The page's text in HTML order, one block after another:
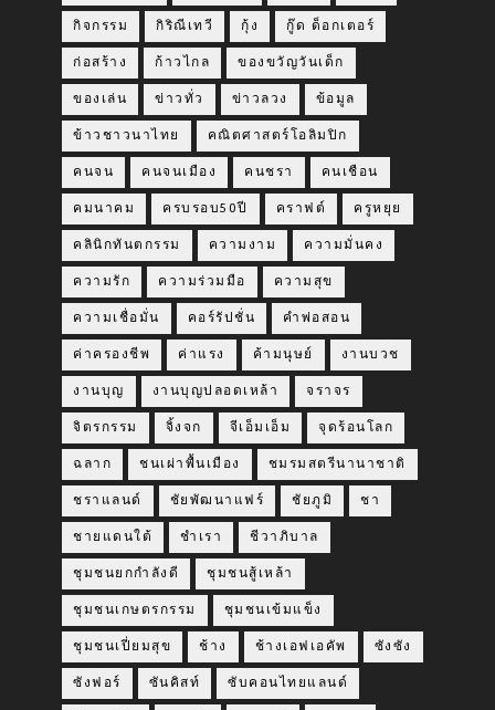
กิจกรรม กิริณีเทวี กุ้ง กู๊ด ด็อกเตอร์
ก่อสร้าง ก้าวไกล ของขวัญวันเด็ก
ของเล่น ข่าวทั่ว ข่าวลวง ข้อมูล
ข้าวชาวนาไทย คณิตศาสตร์โอลิมปิก
คนจน คนจนเมือง คนชรา คนเชือน
คมนาคม ครบรอบ50ปี คราฟต์ ครูหยุย
คลินิกทันตกรรม ความงาม ความมั่นคง
ความรัก ความร่วมมือ ความสุข
ความเชื่อมั่น คอร์รัปชั่น คำพ่อสอน
ค่าครองชีพ ค่าแรง ค้ามนุษย์ งานบวช
งานบุญ งานบุญปลอดเหล้า จราจร
จิตรกรรม จิ้งจก จีเอ็มเอ็ม จุดร้อนโลก
ฉลาก ชนเผ่าพื้นเมือง ชมรมสตรีนานาชาติ
ชราแลนด์ ชัยพัฒนาแฟร์ ชัยภูมิ ชา
ชายแดนใต้ ชำเรา ชีวาภิบาล
ชุมชนยกกำลังดี ชุมชนสู้เหล้า
ชุมชนเกษตรกรรม ชุมชนเข้มแข็ง
ชุมชนเปี่ยมสุข ช้าง ช้างเอฟเอคัพ ซังซัง
ซังฟอร์ ซันคิสท์ ซับคอนไทยแลนด์